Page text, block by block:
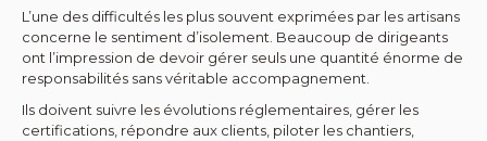
L’une des difficultés les plus souvent exprimées par les artisans
concerne le sentiment d’isolement. Beaucoup de dirigeants
ont l’impression de devoir gérer seuls une quantité énorme de
responsabilités sans véritable accompagnement.
Ils doivent suivre les évolutions réglementaires, gérer les
certifications, répondre aux clients, piloter les chantiers,